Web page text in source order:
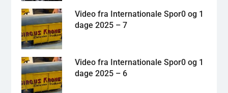
Video fra Internationale Spor0 og 1
dage 2025 – 7
Video fra Internationale Spor0 og 1
dage 2025 – 6